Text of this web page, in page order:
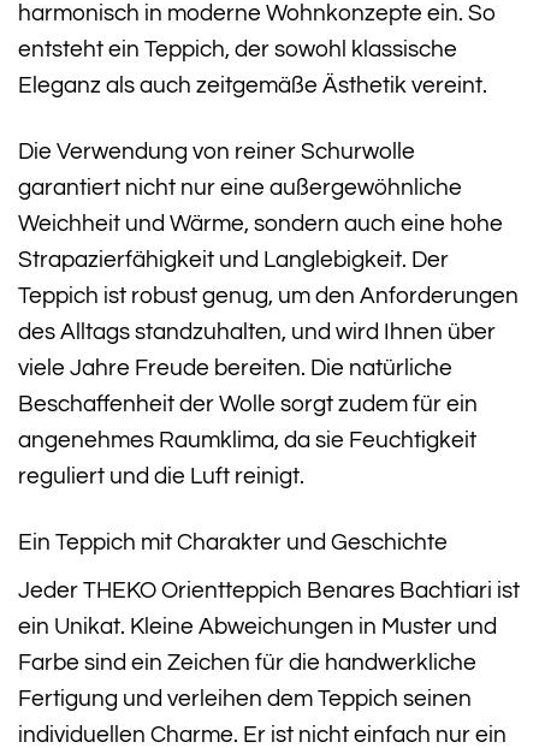
harmonisch in moderne Wohnkonzepte ein. So
entsteht ein Teppich, der sowohl klassische
Eleganz als auch zeitgemäße Ästhetik vereint.
Die Verwendung von reiner Schurwolle
garantiert nicht nur eine außergewöhnliche
Weichheit und Wärme, sondern auch eine hohe
Strapazierfähigkeit und Langlebigkeit. Der
Teppich ist robust genug, um den Anforderungen
des Alltags standzuhalten, und wird Ihnen über
viele Jahre Freude bereiten. Die natürliche
Beschaffenheit der Wolle sorgt zudem für ein
angenehmes Raumklima, da sie Feuchtigkeit
reguliert und die Luft reinigt.
Ein Teppich mit Charakter und Geschichte
Jeder THEKO Orientteppich Benares Bachtiari ist
ein Unikat. Kleine Abweichungen in Muster und
Farbe sind ein Zeichen für die handwerkliche
Fertigung und verleihen dem Teppich seinen
individuellen Charme. Er ist nicht einfach nur ein